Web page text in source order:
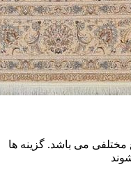
مختلفی می باشد. گزینه ها